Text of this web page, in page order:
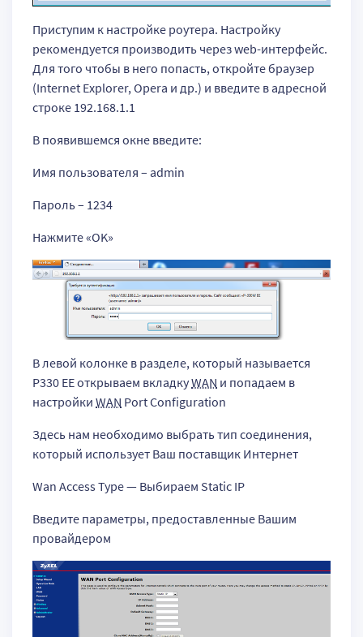
Приступим к настройке роутера. Настройку
рекомендуется производить через web-интерфейс.
Для того чтобы в него попасть, откройте браузер
(Internet Explorer, Opera и др.) и введите в адресной
строке 192.168.1.1
В появившемся окне введите:
Имя пользователя – admin
Пароль – 1234
Нажмите «OK»
В левой колонке в разделе, который называется
P330 EE открываем вкладкуWAN и попадаем в
настройки WAN Port Configuration
Здесь нам необходимо выбрать тип соединения,
который использует Ваш поставщик Интернет
Wan Access Type — Выбираем Static IP
Введите параметры, предоставленные Вашим
провайдером